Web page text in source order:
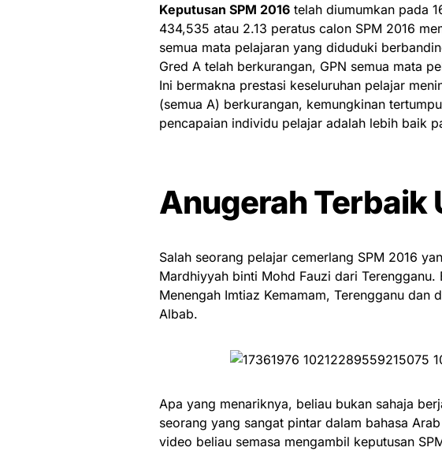
Keputusan SPM 2016 telah diumumkan pada
434,535 atau 2.13 peratus calon SPM 2016
semua mata pelajaran yang diduduki
Gred A telah berkurangan, GPN semua mata
Ini bermakna prestasi keseluruhan pelajar
(semua A) berkurangan, kemungkinan
pencapaian individu pelajar adalah lebih baik
Anugerah Terbaik
Salah seorang pelajar cemerlang SPM 2016
Mardhiyyah binti Mohd Fauzi dari
Menengah Imtiaz Kemamam, Terengganu dan
Albab.
Apa yang menariknya, beliau bukan sahaja
seorang yang sangat pintar dalam bahasa
video beliau semasa mengambil keputusan